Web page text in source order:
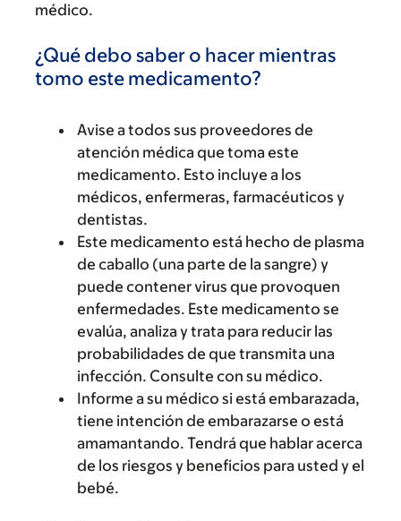
médico.
¿Qué debo saber o hacer mientras
tomo este medicamento?
Avise a todos sus proveedores de
atención médica que toma este
medicamento. Esto incluye a los
médicos, enfermeras, farmacéuticos y
dentistas.
Este medicamento está hecho de plasma
de caballo (una parte de la sangre) y
puede contener virus que provoquen
enfermedades. Este medicamento se
evalúa, analiza y trata para reducir las
probabilidades de que transmita una
infección. Consulte con su médico.
Informe a su médico si está embarazada,
tiene intención de embarazarse o está
amamantando. Tendrá que hablar acerca
de los riesgos y beneficios para usted y el
bebé.